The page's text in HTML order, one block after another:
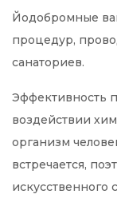
Йодобромные
процедур,
санаториев.
Эффективность
воздействии
организм
встречается,
искусственного